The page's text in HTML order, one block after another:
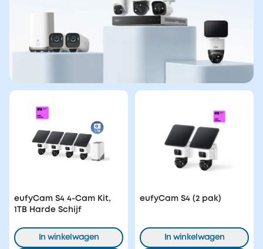
eufyCam S4 4-Cam Kit,
1TB Harde Schijf
In winkelwagen
eufyCam S4 (2 pak)
In winkelwagen